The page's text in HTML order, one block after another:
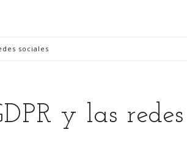
Digitalización Rentable en Industria
sociales
y las redes